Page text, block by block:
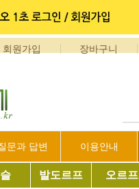
회원가입 장바구니
문과 답변 이용안내
발도르프 오르프